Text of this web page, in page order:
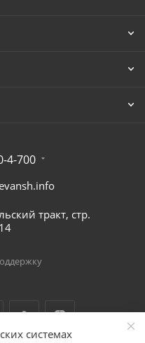
4-700
тракт, стр.
системах